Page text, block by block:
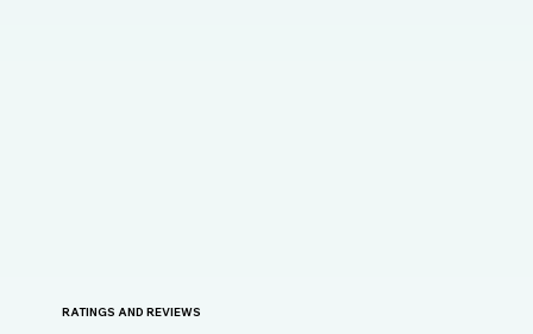
RATINGS AND REVIEWS